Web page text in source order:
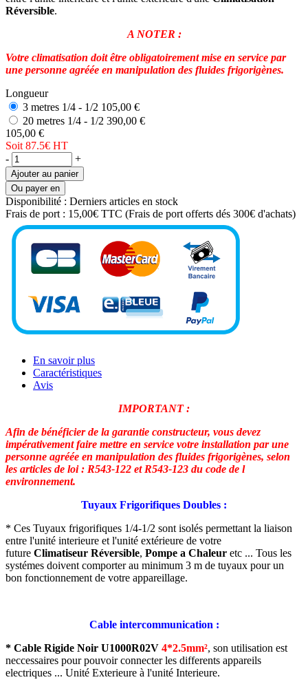
Réversible.
A NOTER :
Votre climatisation doit être obligatoirement mise en service par
une personne agréée en manipulation des fluides frigorigènes.
Longueur
3 metres 1/4 - 1/2 105,00 €
20 metres 1/4 - 1/2 390,00 €
105,00 €
Soit 87.5€ HT
-
+
Ajouter au panier
Ou payer en
Disponibilité : Derniers articles en stock
Frais de port : 15,00€ TTC (Frais de port offerts dés 300€ d'achats)
En savoir plus
Caractéristiques
Avis
IMPORTANT :
Afin de bénéficier de la garantie constructeur, vous devez
impérativement faire mettre en service votre installation par une
personne agréée en manipulation des fluides frigorigènes, selon
les articles de loi : R543-122 et R543-123 du code de l
environnement.
Tuyaux Frigorifiques Doubles :
* Ces Tuyaux frigorifiques 1/4-1/2 sont isolés permettant la liaison
entre l'unité interieure et l'unité extérieure de votre
future Climatiseur Réversible, Pompe a Chaleur etc ... Tous les
systémes doivent comporter au minimum 3 m de tuyaux pour un
bon fonctionnement de votre appareillage.
Cable intercommunication :
* Cable Rigide Noir U1000R02V 4*2.5mm², son utilisation est
neccessaires pour pouvoir connecter les differents appareils
electriques ... Unité Exterieure à l'unité Interieure.